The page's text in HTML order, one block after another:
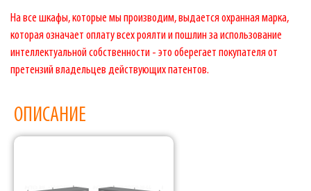
На все шкафы, которые мы производим, выдается охранная марка,
которая означает оплату всех роялти и пошлин за использование
интеллектуальной собственности - это оберегает покупателя от
претензий владельцев действующих патентов.
ОПИСАНИЕ